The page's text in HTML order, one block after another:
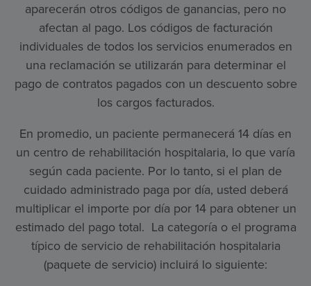
aparecerán otros códigos de ganancias, pero no
afectan al pago. Los códigos de facturación
individuales de todos los servicios enumerados en
una reclamación se utilizarán para determinar el
pago de contratos pagados con un descuento sobre
los cargos facturados.
En promedio, un paciente permanecerá 14 días en
un centro de rehabilitación hospitalaria, lo que varía
según cada paciente. Por lo tanto, si el plan de
cuidado administrado paga por día, usted deberá
multiplicar el importe por día por 14 para obtener un
estimado del pago total. La categoría o el programa
típico de servicio de rehabilitación hospitalaria
(paquete de servicio) incluirá lo siguiente: